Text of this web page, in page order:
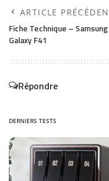
ARTICLE
Fiche Technique – Samsung
Galaxy F41
Répondre
DERNIERS TESTS